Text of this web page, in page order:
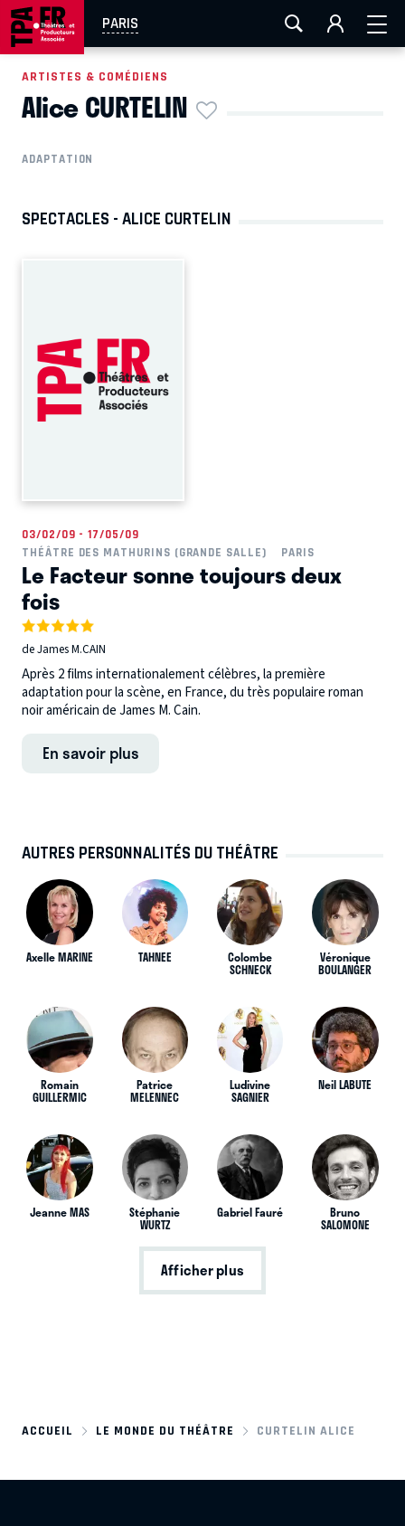
PARIS
AIX-MARSEILLE LA ROCHELLE
EN TOURNÉE
ARTISTES & COMÉDIENS
Alice CURTELIN
ADAPTATION
SPECTACLES - ALICE CURTELIN
03/02/09 - 17/05/09
THÉÂTRE DES MATHURINS (GRANDE SALLE)
PARIS
Le Facteur sonne toujours deux
fois
de James M.CAIN
Après 2 films internationalement célèbres, la première
adaptation pour la scène, en France, du très populaire roman
noir américain de James M. Cain.
En savoir plus
AUTRES PERSONNALITÉS DU THÉÂTRE
Axelle MARINE TAHNEE Colombe
SCHNECK
Véronique
BOULANGER
Romain
GUILLERMIC
Patrice
MELENNEC
Ludivine
SAGNIER
Neil LABUTE
Jeanne MAS Stéphanie
WURTZ
Gabriel Fauré Bruno
SALOMONE
Afficher plus
ACCUEIL LE MONDE DU THÉÂTRE CURTELIN ALICE